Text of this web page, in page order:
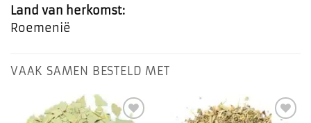
Land van herkomst:
Roemenië
VAAK SAMEN BESTELD MET